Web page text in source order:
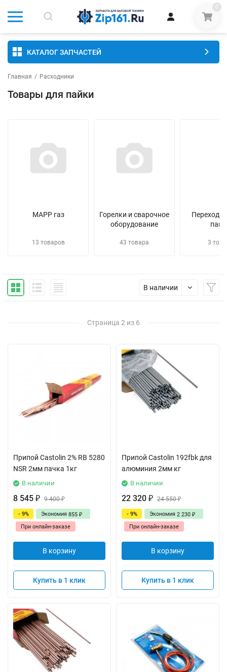
0
КАТАЛОГ ЗАПЧАСТЕЙ
Главная / Расходники
Товары для пайки
MAPP газ
13 товаров
Горелки и сварочное
оборудование
43 товара 3
В наличии
Страница 2 из 6
Припой Castolin 2% RB 5280
NSR 2мм пачка 1кг
В наличии
8 545 ₽ 9 400₽
- 9% Экономия 855 ₽
При онлайн-заказе
В корзину
Купить в 1 клик
Припой Castolin 192fbk для
алюминия 2мм кг
В наличии
22 320 ₽ 24 550₽
- 9% Экономия 2 230 ₽
При онлайн-заказе
В корзину
Купить в 1 клик